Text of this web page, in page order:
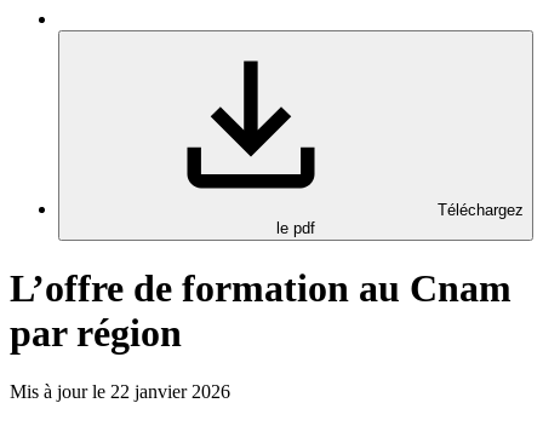
Téléchargez
le pdf
L’offre de formation au Cnam
par région
Mis à jour le 22 janvier 2026